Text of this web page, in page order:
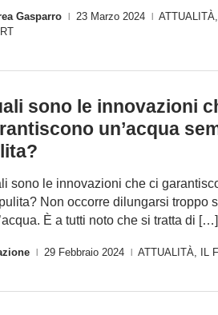
Gasparro 23 Marzo 2024 ATTUALITÀ
sono le innovazioni
un’acqua
sono le innovazioni che ci
Non occorre dilungarsi troppo
È a tutti noto che si tratta di […]
29 Febbraio 2024 ATTUALITÀ IL